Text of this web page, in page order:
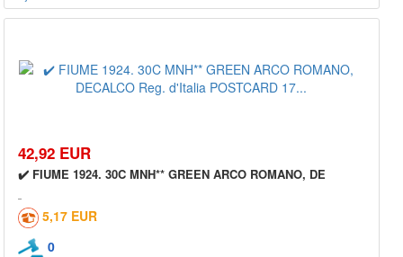
42,92 EUR
✔️ FIUME 1924. 30C MNH** GREEN ARCO ROMANO, DE
5,17 EUR
0